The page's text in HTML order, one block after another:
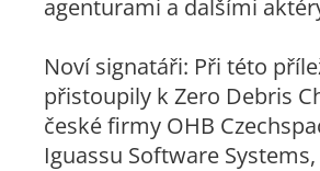
agenturami a dalšími
Noví signatáři: Při této
přistoupily k Zero Debris
české firmy OHB
Iguassu Software